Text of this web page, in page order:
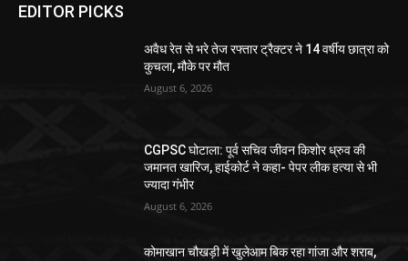
EDITOR PICKS
अवैध रेत से भरे तेज रफ्तार ट्रैक्टर ने 14 वर्षीय छात्रा को
कुचला, मौके पर मौत
August 6, 2026
CGPSC घोटाला: पूर्व सचिव जीवन किशोर ध्रुव की
जमानत खारिज, हाईकोर्ट ने कहा- पेपर लीक हत्या से भी
ज्यादा गंभीर
August 6, 2026
कोमाखान चौखड़ी में खुलेआम बिक रहा गांजा और शराब,